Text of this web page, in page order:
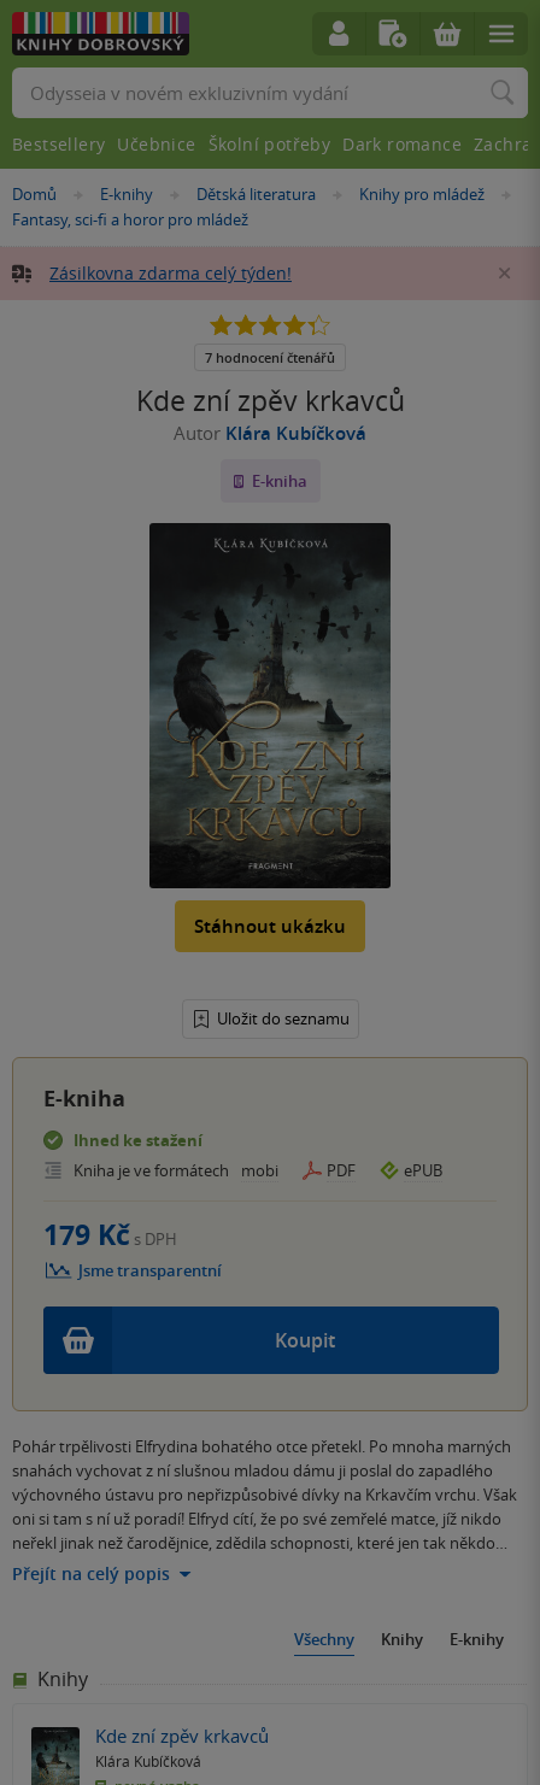
Nacházíte
se
Domů »E-knihy »Dětská literatura »
Knihy pro mládež
Fantasy, sci-fi a horor pro mládež
Zásilkovna zdarma celý týden!
Kde zní zpěv krkavců
Autor Klára Kubíčková
E-kniha
Stáhnout ukázku
Uložit do seznamu
4.3
5
7 hodnocení čtenářů
E-kniha
Ihned ke stažení
Kniha je ve formátech
mobi PDF ePUB
Koupit
179 Kč s DPH
Jsme transparentní
Pohár trpělivosti Elfrydina bohatého otce přetekl. Po mnoha marných
snahách vychovat z ní slušnou mladou dámu ji poslal do zapadlého
výchovného ústavu pro nepřizpůsobivé dívky na Krkavčím vrchu. Však
oni si tam s ní už poradí! Elfryd cítí, že po své zemřelé matce, jíž nikdo
neřekl jinak než čarodějnice, zdědila schopnosti, které jen tak někdo…
Přejít na celý popis
Všechny Knihy E-knihy
Knihy
Kde zní zpěv krkavců
Klára Kubíčková
Vyhledávání
Bestsellery Učebnice Školní potřeby Dark romance